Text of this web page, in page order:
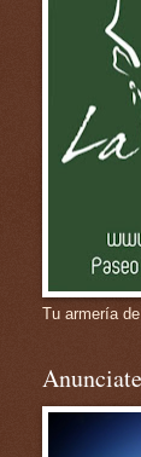
Tu armería